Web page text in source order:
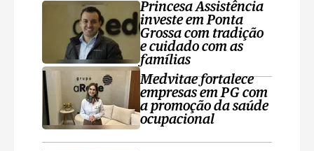
Princesa Assistência
investe em Ponta
Grossa com tradição
e cuidado com as
famílias
Medvitae fortalece
empresas em PG com
a promoção da saúde
ocupacional